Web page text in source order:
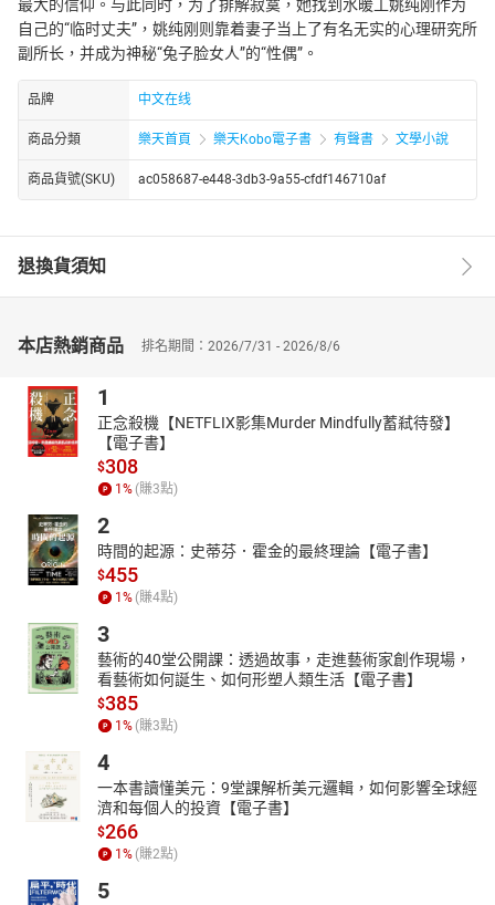
最大的信仰。与此同时，为了排解寂寞，她找到水暖工姚纯刚作为
自己的“临时丈夫”，姚纯刚则靠着妻子当上了有名无实的心理研究所
副所长，并成为神秘“兔子脸女人”的“性偶”。
品牌 中文在线
商品分類 樂天首頁 樂天Kobo電子書 有聲書 文學小說
商品貨號(SKU) ac058687-e448-3db3-9a55-cfdf146710af
退換貨須知
本店熱銷商品 排名期間：2026/7/31 - 2026/8/6
1
正念殺機【NETFLIX影集Murder Mindfully蓄弒待發】
【電子書】
$308
1% (賺3點)
2
時間的起源：史蒂芬．霍金的最終理論【電子書】
$455
1% (賺4點)
3
藝術的40堂公開課：透過故事，走進藝術家創作現場，
看藝術如何誕生、如何形塑人類生活【電子書】
$385
1% (賺3點)
4
一本書讀懂美元：9堂課解析美元邏輯，如何影響全球經
濟和每個人的投資【電子書】
$266
1% (賺2點)
5